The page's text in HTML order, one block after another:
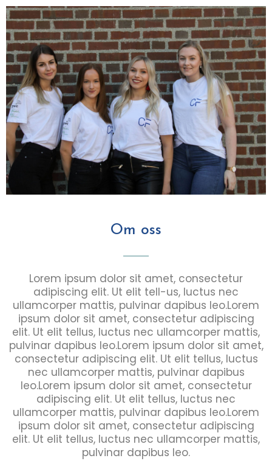
Om oss
Lorem ipsum dolor sit amet, consectetur
adipiscing elit. Ut elit tell-us, luctus nec
ullamcorper mattis, pulvinar dapibus leo.Lorem
ipsum dolor sit amet, consectetur adipiscing
elit. Ut elit tellus, luctus nec ullamcorper mattis,
pulvinar dapibus leo.Lorem ipsum dolor sit amet,
consectetur adipiscing elit. Ut elit tellus, luctus
nec ullamcorper mattis, pulvinar dapibus
leo.Lorem ipsum dolor sit amet, consectetur
adipiscing elit. Ut elit tellus, luctus nec
ullamcorper mattis, pulvinar dapibus leo.Lorem
ipsum dolor sit amet, consectetur adipiscing
elit. Ut elit tellus, luctus nec ullamcorper mattis,
pulvinar dapibus leo.